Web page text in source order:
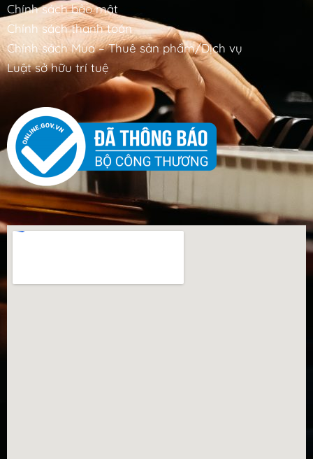
Chính sách bảo mật
Chính sách thanh toán
Chính sách Mua – Thuê sản phẩm/Dịch vụ
Luật sở hữu trí tuệ